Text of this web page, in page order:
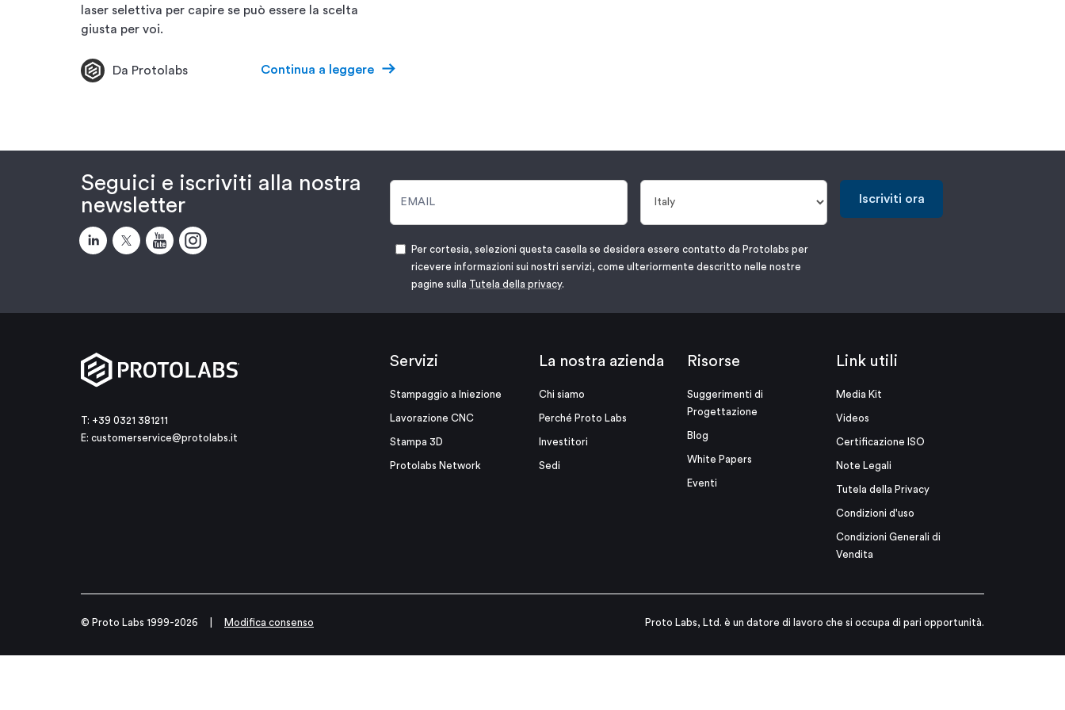
laser selettiva per capire se può essere la scelta
giusta per voi.
Da Protolabs Continua a leggere
Seguici e iscriviti alla nostra
newsletter
Iscriviti ora
Per cortesia, selezioni questa casella se desidera essere contatto da Protolabs per
ricevere informazioni sui nostri servizi, come ulteriormente descritto nelle nostre
pagine sulla Tutela della privacy.
T: +39 0321 381211
E: customerservice@protolabs.it
Servizi
Stampaggio a Iniezione
Lavorazione CNC
Stampa 3D
Protolabs Network
La nostra azienda
Chi siamo
Perché Proto Labs
Investitori
Sedi
Risorse
Suggerimenti di
Progettazione
Blog
White Papers
Eventi
Link utili
Media Kit
Videos
Certificazione ISO
Note Legali
Tutela della Privacy
Condizioni d'uso
Condizioni Generali di
Vendita
© Proto Labs 1999-2026 Modifica consenso Proto Labs, Ltd. è un datore di lavoro che si occupa di pari opportunità.